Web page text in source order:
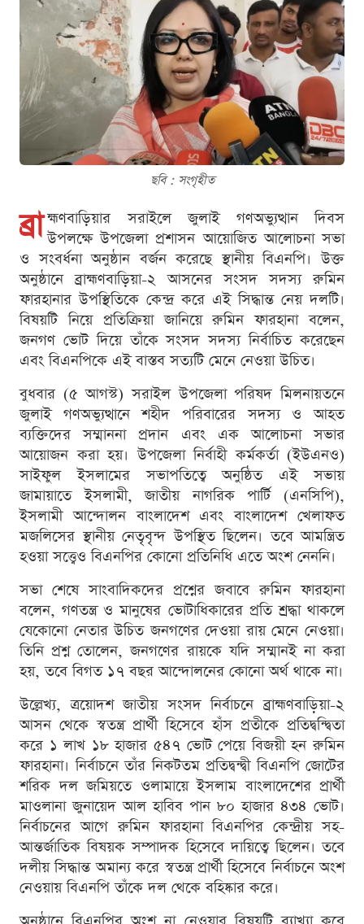
ছবি : সংগৃহীত
ব্রা হ্মণবাড়িয়ার সরাইলে জুলাই গণঅভ্যুত্থান দিবস
উপলক্ষে উপজেলা প্রশাসন আয়োজিত আলোচনা সভা
ও সংবর্ধনা অনুষ্ঠান বর্জন করেছে স্থানীয় বিএনপি। উক্ত
অনুষ্ঠানে ব্রাহ্মণবাড়িয়া-২ আসনের সংসদ সদস্য রুমিন
ফারহানার উপস্থিতিকে কেন্দ্র করে এই সিদ্ধান্ত নেয় দলটি।
বিষয়টি নিয়ে প্রতিক্রিয়া জানিয়ে রুমিন ফারহানা বলেন,
জনগণ ভোট দিয়ে তাঁকে সংসদ সদস্য নির্বাচিত করেছেন
এবং বিএনপিকে এই বাস্তব সত্যটি মেনে নেওয়া উচিত।
বুধবার (৫ আগস্ট) সরাইল উপজেলা পরিষদ মিলনায়তনে
জুলাই গণঅভ্যুত্থানে শহীদ পরিবারের সদস্য ও আহত
ব্যক্তিদের সম্মাননা প্রদান এবং এক আলোচনা সভার
আয়োজন করা হয়। উপজেলা নির্বাহী কর্মকর্তা (ইউএনও)
সাইফুল ইসলামের সভাপতিত্বে অনুষ্ঠিত এই সভায়
জামায়াতে ইসলামী, জাতীয় নাগরিক পার্টি (এনসিপি),
ইসলামী আন্দোলন বাংলাদেশ এবং বাংলাদেশ খেলাফত
মজলিসের স্থানীয় নেতৃবৃন্দ উপস্থিত ছিলেন। তবে আমন্ত্রিত
হওয়া সত্ত্বেও বিএনপির কোনো প্রতিনিধি এতে অংশ নেননি।
সভা শেষে সাংবাদিকদের প্রশ্নের জবাবে রুমিন ফারহানা
বলেন, গণতন্ত্র ও মানুষের ভোটাধিকারের প্রতি শ্রদ্ধা থাকলে
যেকোনো নেতার উচিত জনগণের দেওয়া রায় মেনে নেওয়া।
তিনি প্রশ্ন তোলেন, জনগণের রায়কে যদি সম্মানই না করা
হয়, তবে বিগত ১৭ বছর আন্দোলনের কোনো অর্থ থাকে না।
উল্লেখ্য, ত্রয়োদশ জাতীয় সংসদ নির্বাচনে ব্রাহ্মণবাড়িয়া-২
আসন থেকে স্বতন্ত্র প্রার্থী হিসেবে হাঁস প্রতীকে প্রতিদ্বন্দ্বিতা
করে ১ লাখ ১৮ হাজার ৫৪৭ ভোট পেয়ে বিজয়ী হন রুমিন
ফারহানা। নির্বাচনে তাঁর নিকটতম প্রতিদ্বন্দ্বী বিএনপি জোটের
শরিক দল জমিয়তে ওলামায়ে ইসলাম বাংলাদেশের প্রার্থী
মাওলানা জুনায়েদ আল হাবিব পান ৮০ হাজার ৪৩৪ ভোট।
নির্বাচনের আগে রুমিন ফারহানা বিএনপির কেন্দ্রীয় সহ-
আন্তর্জাতিক বিষয়ক সম্পাদক হিসেবে দায়িত্বে ছিলেন। তবে
দলীয় সিদ্ধান্ত অমান্য করে স্বতন্ত্র প্রার্থী হিসেবে নির্বাচনে অংশ
নেওয়ায় বিএনপি তাঁকে দল থেকে বহিষ্কার করে।